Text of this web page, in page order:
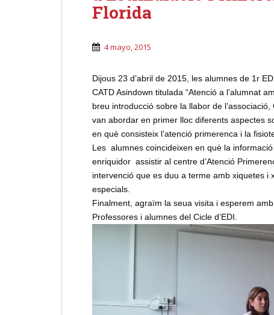
Florida
4 mayo, 2015
Dijous 23 d’abril de 2015, les alumnes de 1r
CATD Asindown titulada “Atenció a l’alumnat
breu introducció sobre la llabor de
van abordar en primer lloc diferents aspectes
en què consisteix l’atenció primerenca i la
Les alumnes coincideixen en què la
enriquidor assistir al centre d’Atenció
intervenció que es duu a terme amb xiquetes
especials.
Finalment, agraïm la seua visita i esperem
Professores i alumnes del Cicle d’EDI.